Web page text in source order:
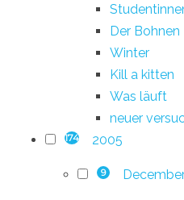
Der Bohnen
Winter
Kill a kitten
Was läuft
neuer
174 2005
9